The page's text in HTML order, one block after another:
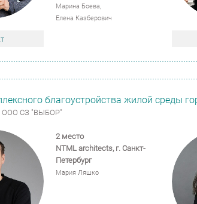
Марина Боева,
Елена Казберович
благоустройства жилой среды
ООО СЗ "ВЫБОР"
2 место
NTML architects,г. Санкт-
Петербург
Мария Ляшко